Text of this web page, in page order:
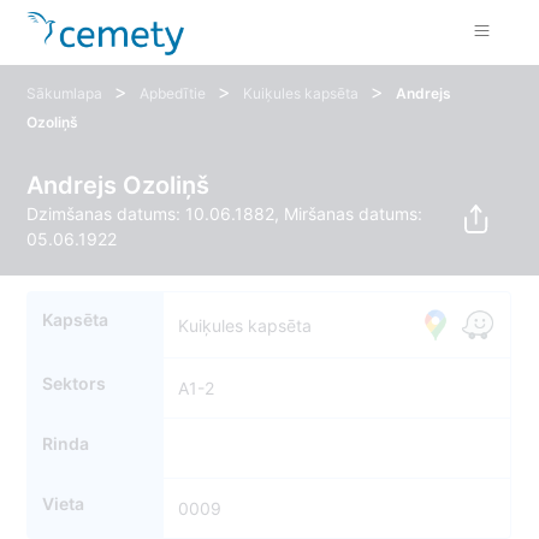
Sākumlapa > Apbedītie > Kuiķules kapsēta >
Andrejs
Ozoliņš
Andrejs Ozoliņš
Dzimšanas datums: 10.06.1882, Miršanas datums:
05.06.1922
Kapsēta Kuiķules kapsēta
Sektors A1-2
Rinda
Vieta 0009